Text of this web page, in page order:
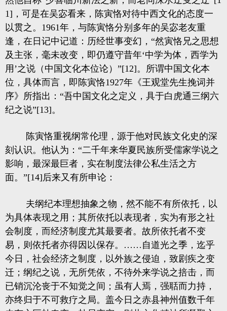
1]，可是在吴宓看来，陈寅恪对待中西文化的态度一
以贯之。1961年，与陈寅恪分别多年的吴宓老友重
逢，在日记中记道：历经世事变幻，“然寅恪兄之思想
及主张，毫未改变，即仍遵守昔年‘中学为体，西学为
用’之说（中国文化本位论）”[12]。所谓中国文化本
位，具体而言，即陈寅恪1927年《王观堂先生挽词并
序》所指出：“吾中国文化之定义，具于白虎通三纲六
纪之说”[13]。
陈寅恪重视纲常伦理，源于他对民族文化史的深
刻认识。他认为：“二千年来华夏民族所受儒家学说之
影响，最深最巨者，实在制度法律公私生活之方
面。”[14]后来又有所申论：
夫纲纪本理想抽象之物，然不能不有所依托，以
为具体表现之用；其所依托以表现者，实为有形之社
会制度，而经济制度尤其最要者。故所依托者不变
易，则依托者亦得因以保存。……自道光之季，迄乎
今日，社会经济之制度，以外族之侵迫，致剧疾之变
迁；纲纪之说，无所凭依，不待外来学说之掊击，而
已销沉沦丧于不知觉之间；虽有人焉，强聒而力持，
亦终归于不可救疗之局。盖今日之赤县神州值数千年